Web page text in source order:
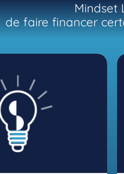
Mindset
de faire financer